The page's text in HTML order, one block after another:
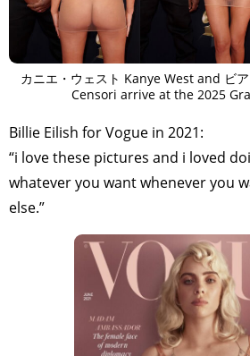
カニエ・ウェスト Kanye West and ビ
Censori arrive at the 2025
Billie Eilish for Vogue in 2021:
“i love these pictures and i loved
whatever you want whenever you
else.”